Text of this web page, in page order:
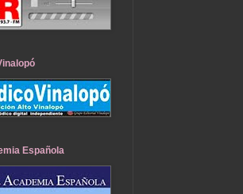
Española